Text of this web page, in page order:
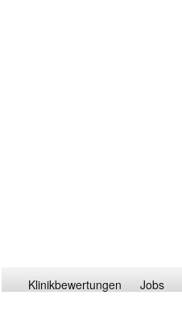
Klinikbewertungen Jobs